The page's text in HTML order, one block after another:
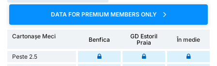
DATA FOR PREMIUM MEMBERS ONLY
Cartonașe Meci Benfica
GD Estoril
Praia
În medie
Peste 2.5